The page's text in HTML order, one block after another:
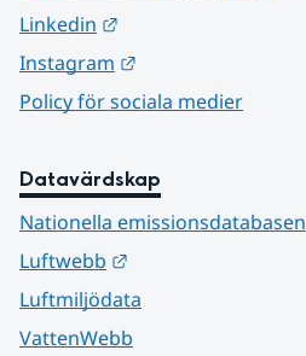
Linkedin
Instagram
Policy för sociala medier
Datavärdskap
Nationella emissionsdatabasen
Luftwebb
Luftmiljödata
VattenWebb